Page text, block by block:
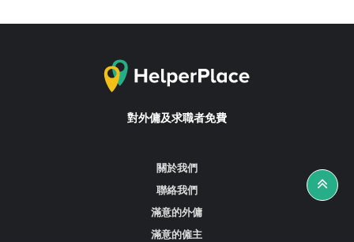
對外傭及求職者免費
關於我們
聯絡我們
滿意的外傭
滿意的僱主